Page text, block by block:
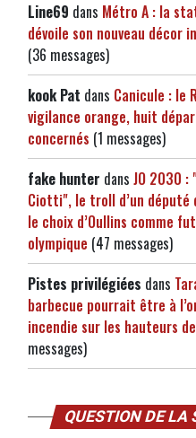
Line69 dans Métro A : la
dévoile son nouveau décor
(36 messages)
kook Pat dans Canicule : le
vigilance orange, huit
concernés (1 messages)
fake hunter dans JO 2030 :
Ciotti", le troll d’un député
le choix d’Oullins comme
olympique (47 messages)
Pistes privilégiées dans
barbecue pourrait être à
incendie sur les hauteurs
messages)
QUESTION DE LA